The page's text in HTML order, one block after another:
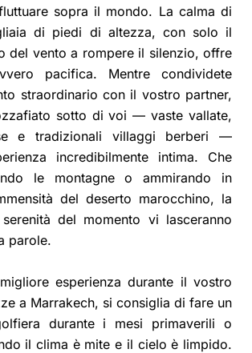
sopra il mondo. La calma di
di piedi di altezza, con solo il
del vento a rompere il silenzio, offre
pacifica. Mentre condividete
straordinario con il vostro partner,
sotto di voi — vaste vallate,
e tradizionali villaggi berberi —
incredibilmente intima. Che
le montagne o ammirando in
del deserto marocchino, la
del momento vi lasceranno
parole.
esperienza durante il vostro
a Marrakech, si consiglia di fare un
durante i mesi primaverili o
il clima è mite e il cielo è limpido.